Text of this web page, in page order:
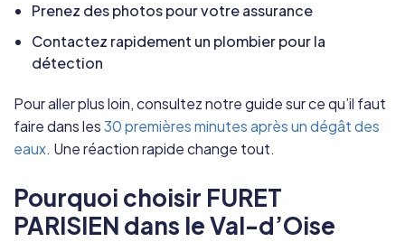
Prenez des photos pour votre assurance
Contactez rapidement un plombier pour la
détection
Pour aller plus loin, consultez notre guide sur ce qu’il faut
faire dans les30 premières minutes après un dégât des
eaux. Une réaction rapide change tout.
Pourquoi choisir FURET
PARISIEN dans le Val-d’Oise